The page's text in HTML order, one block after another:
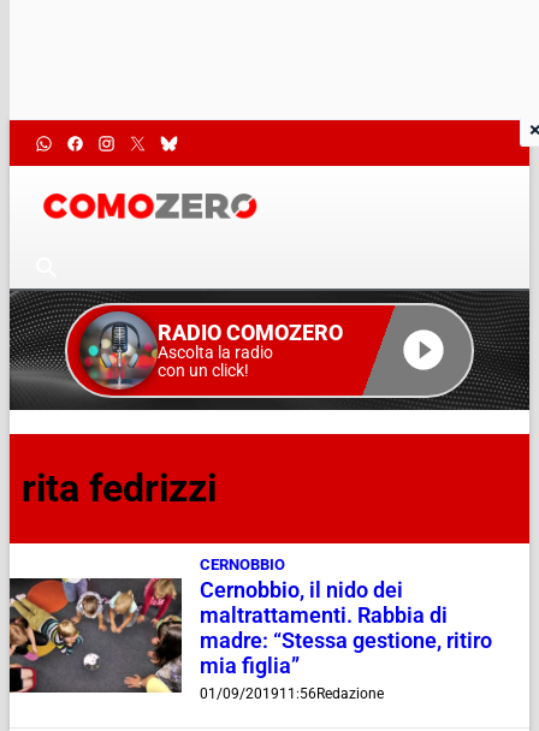
RADIO COMOZERO
Ascolta la radio
con un click!
rita fedrizzi
CERNOBBIO
Cernobbio, il nido dei
maltrattamenti. Rabbia di
madre: “Stessa gestione, ritiro
mia figlia”
01/09/201911:56Redazione